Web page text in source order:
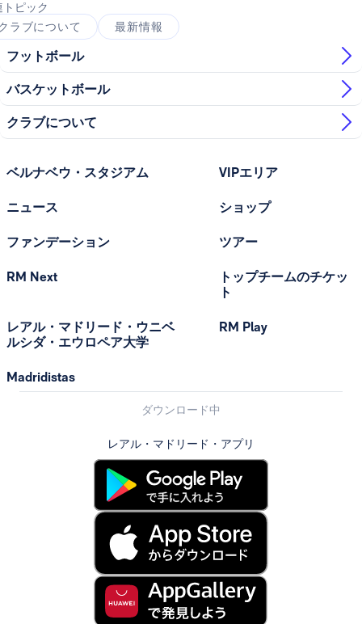
トピック
ラブについて
最新情報
フットボール
バスケットボール
クラブについて
ベルナベウ・スタジアム
ニュース
ファンデーション
RM Next
レアル・マドリード・ウニベ
ルシダ・エウロペア大学
Madridistas
VIPエリア
ショップ
ツアー
トップチームのチケッ
ト
RM Play
ダウンロード中
レアル・マドリード・アプリ